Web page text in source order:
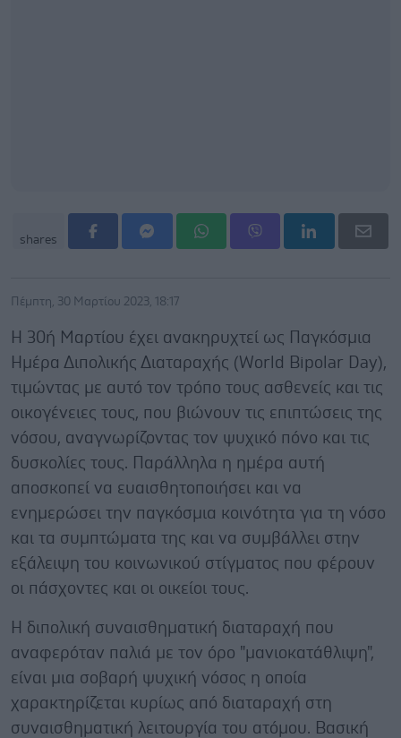
shares
Πέμπτη, 30 Μαρτίου 2023, 18:17
Η 30ή Μαρτίου έχει ανακηρυχτεί ως Παγκόσμια
Ημέρα Διπολικής Διαταραχής (World Bipolar Day),
τιμώντας με αυτό τον τρόπο τους ασθενείς και τις
οικογένειες τους, που βιώνουν τις επιπτώσεις της
νόσου, αναγνωρίζοντας τον ψυχικό πόνο και τις
δυσκολίες τους. Παράλληλα η ημέρα αυτή
αποσκοπεί να ευαισθητοποιήσει και να
ενημερώσει την παγκόσμια κοινότητα για τη νόσο
και τα συμπτώματα της και να συμβάλλει στην
εξάλειψη του κοινωνικού στίγματος που φέρουν
οι πάσχοντες και οι οικείοι τους.
Η διπολική συναισθηματική διαταραχή που
αναφερόταν παλιά με τον όρο "μανιοκατάθλιψη",
είναι μια σοβαρή ψυχική νόσος η οποία
χαρακτηρίζεται κυρίως από διαταραχή στη
συναισθηματική λειτουργία του ατόμου. Βασική